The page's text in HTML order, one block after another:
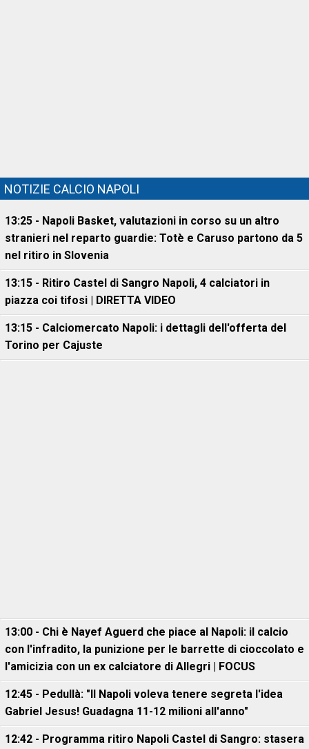
NOTIZIE CALCIO NAPOLI
13:25 - Napoli Basket, valutazioni in corso su un altro
stranieri nel reparto guardie: Totè e Caruso partono da 5
nel ritiro in Slovenia
13:15 - Ritiro Castel di Sangro Napoli, 4 calciatori in
piazza coi tifosi | DIRETTA VIDEO
13:15 - Calciomercato Napoli: i dettagli dell'offerta del
Torino per Cajuste
13:00 - Chi è Nayef Aguerd che piace al Napoli: il calcio
con l'infradito, la punizione per le barrette di cioccolato e
l'amicizia con un ex calciatore di Allegri | FOCUS
12:45 - Pedullà: "Il Napoli voleva tenere segreta l'idea
Gabriel Jesus! Guadagna 11-12 milioni all'anno"
12:42 - Programma ritiro Napoli Castel di Sangro: stasera